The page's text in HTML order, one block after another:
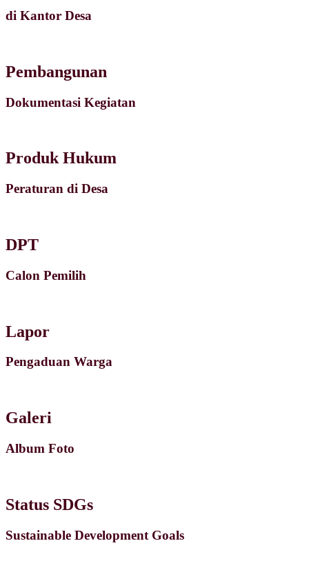
di Kantor Desa
Pembangunan
Dokumentasi Kegiatan
Produk Hukum
Peraturan di Desa
DPT
Calon Pemilih
Lapor
Pengaduan Warga
Galeri
Album Foto
Status SDGs
Sustainable Development Goals